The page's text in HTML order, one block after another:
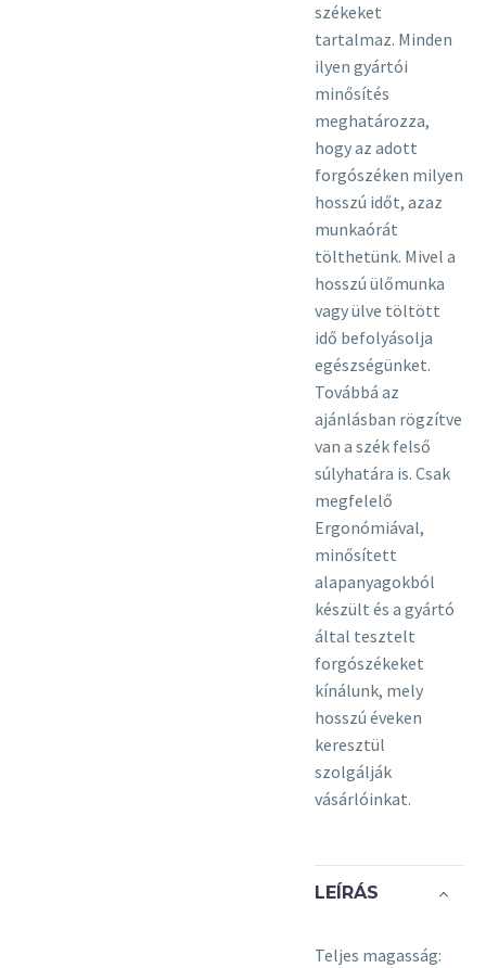
székeket
tartalmaz. Minden
ilyen gyártói
minősítés
meghatározza,
hogy az adott
forgószéken milyen
hosszú időt, azaz
munkaórát
tölthetünk. Mivel a
hosszú ülőmunka
vagy ülve töltött
idő befolyásolja
egészségünket.
Továbbá az
ajánlásban rögzítve
van a szék felső
súlyhatára is. Csak
megfelelő
Ergonómiával,
minősített
alapanyagokból
készült és a gyártó
által tesztelt
forgószékeket
kínálunk, mely
hosszú éveken
keresztül
szolgálják
vásárlóinkat.
LEÍRÁS
Teljes magasság: